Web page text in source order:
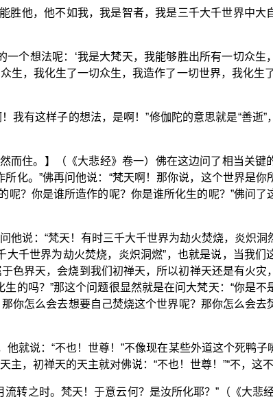
胜他，他不如我，我是智者，我是三千大千世界中大
个想法呢：‘我是大梵天，我能够胜出所有一切众生
，我化生了一切众生，我造作了一切世界，我化生
我有这样子的想法，是啊！”修伽陀的意思就是“善逝
而住。】（《大悲经》卷一）佛在这边问了相当关键
化。”佛再问他说：“梵天啊！那你说，这个世界是你
？你是谁所造作的呢？你是谁所化生的呢？”佛问了
他说：“梵天！有时三千大千世界为劫火焚烧，炎炽洞
千世界为劫火焚烧，炎炽洞燃”，也就是说，当我们
界天，会烧到我们初禅天，所以初禅天还是有火灾
的吗？”那这个问题很显然就是在问大梵天：“你是不
你怎么会去想要自己焚烧这个世界呢？那你怎么会去
就说：“不也！世尊！”不像现在某些外道这个死鸭子
，初禅天的天主就对佛说：“不也！世尊！”“不，这
转之时。梵天！于意云何？是汝所化耶？”（《大悲